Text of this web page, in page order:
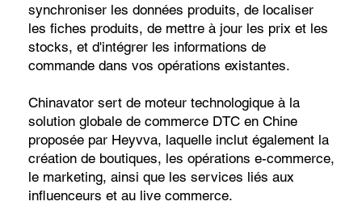
synchroniser les données produits, de localiser
les fiches produits, de mettre à jour les prix et les
stocks, et d'intégrer les informations de
commande dans vos opérations existantes.
Chinavator sert de moteur technologique à la
solution globale de commerce DTC en Chine
proposée par Heyvva, laquelle inclut également la
création de boutiques, les opérations e-commerce,
le marketing, ainsi que les services liés aux
influenceurs et au live commerce.